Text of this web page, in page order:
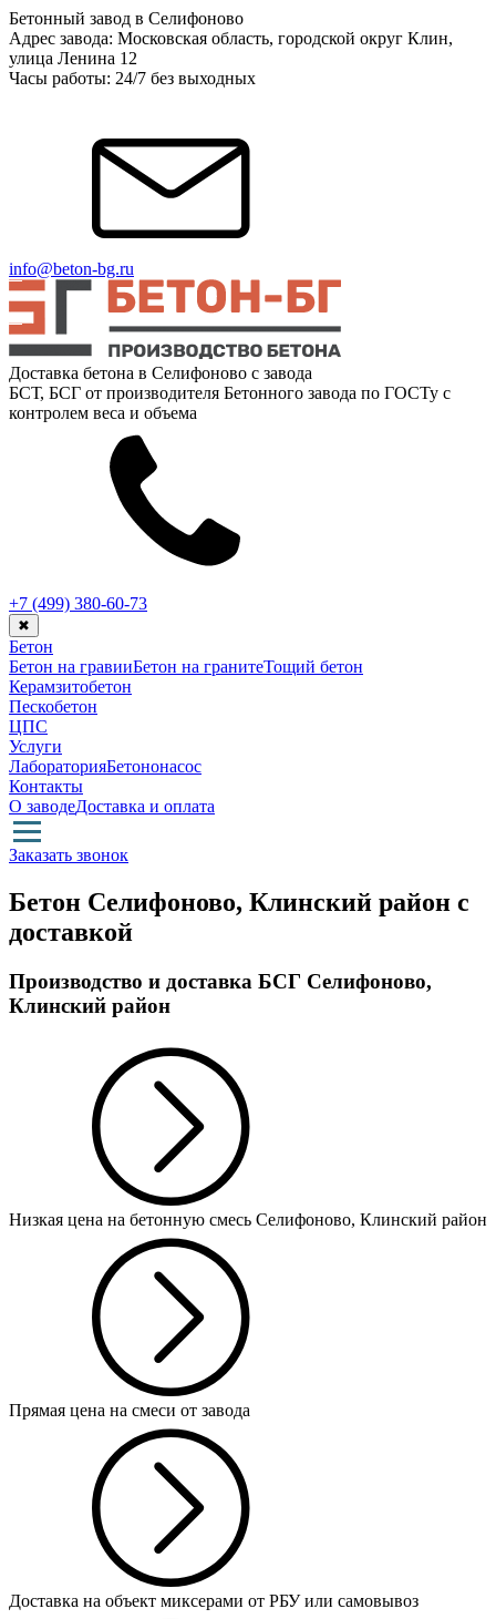
Бетонный завод в Селифоново
Адрес завода: Московская область, городской округ Клин,
улица Ленина 12
Часы работы: 24/7 без выходных
info@beton-bg.ru
Доставка бетона в Селифоново с завода
БСТ, БСГ от производителя Бетонного завода по ГОСТу с
контролем веса и объема
+7 (499) 380-60-73
✖
Бетон
Бетон на гравииБетон на гранитеТощий бетон
Керамзитобетон
Пескобетон
ЦПС
Услуги
ЛабораторияБетононасос
Контакты
О заводеДоставка и оплата
Заказать звонок
Бетон Селифоново, Клинский район с
доставкой
Производство и доставка БСГ Селифоново,
Клинский район
Низкая цена на бетонную смесь Селифоново, Клинский район
Прямая цена на смеси от завода
Доставка на объект миксерами от РБУ или самовывоз